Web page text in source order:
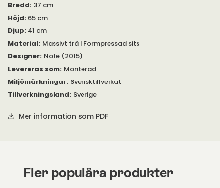
Fotstöden till de höga pallarna är försedda med ett infräst
skydd i rostfritt stål. Filttassar som standard.
I samma serie finns även Shell med sits klädd i tyg eller läder.
Vänligen kontakta oss för mer information.
Se bifogad PDF under 'Specifikation' för mer information om
produkten.
Bredd: 37 cm
Höjd: 65 cm
Djup: 41 cm
Material: Massivt trä | Formpressad sits
Designer: Note (2015)
Levereras som: Monterad
Miljömärkningar: Svensktillverkat
Tillverkningsland: Sverige
Mer information som PDF
Fler populära produkter